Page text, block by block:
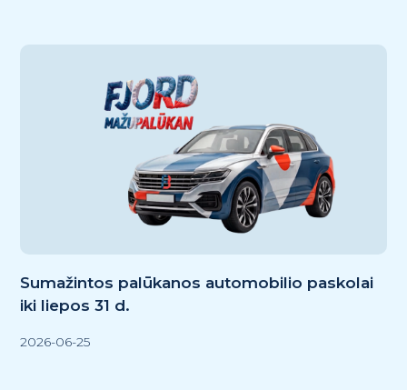
Sumažintos palūkanos automobilio paskolai
iki liepos 31 d.
2026-06-25